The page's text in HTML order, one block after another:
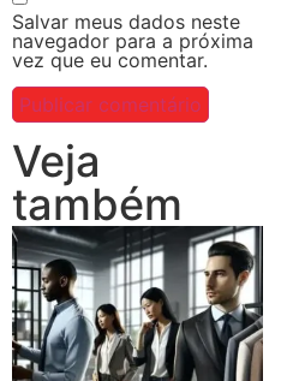
Salvar meus dados neste
navegador para a próxima
vez que eu comentar.
Veja
também